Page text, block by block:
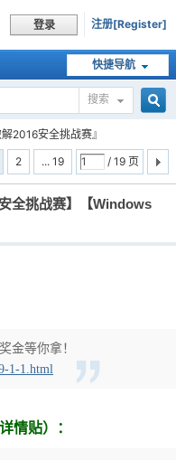
登录 注册[Register]
快捷导航
搜索
索
解2016安全挑战赛』
2 ... 19 / 19 页
全挑战赛】【Windows
金等你拿！
1-1.html
情贴）：